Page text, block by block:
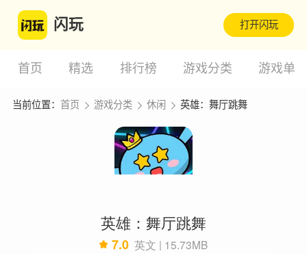
闪玩 打开闪玩
首页 精选 排行榜 游戏分类 游戏单
当前位置： 首页 游戏分类 休闲 英雄：舞厅跳舞
英雄：舞厅跳舞
7.0 英文 | 15.73MB